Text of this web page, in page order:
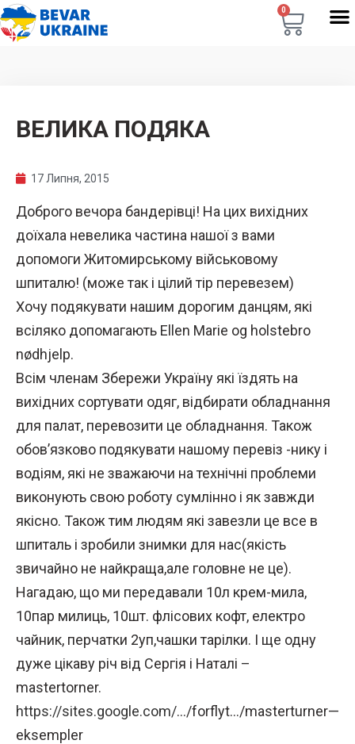
0
ВЕЛИКА ПОДЯКА
17 Липня, 2015
Доброго вечора бандерівці! На цих вихідних
доїхала невелика частина нашої з вами
допомоги Житомирському військовому
шпиталю! (може так і цілий тір перевезем)
Хочу подякувати нашим дорогим данцям, які
всіляко допомагають Ellen Marie og holstebro
nødhjelp.
Всім членам Збережи Україну які їздять на
вихідних сортувати одяг, відбирати обладнання
для палат, перевозити це обладнання. Також
обов’язково подякувати нашому перевіз -нику і
водіям, які не зважаючи на технічні проблеми
виконують свою роботу сумлінно і як завжди
якісно. Також тим людям які завезли це все в
шпиталь і зробили знимки для нас(якість
звичайно не найкраща,але головне не це).
Нагадаю, що ми передавали 10л крем-мила,
10пар милиць, 10шт. флісових кофт, електро
чайник, перчатки 2уп,чашки тарілки. І ще одну
дуже цікаву річ від Сергія і Наталі –
mastertorner.
https://sites.google.com/…/forflyt…/masterturner—
eksempler